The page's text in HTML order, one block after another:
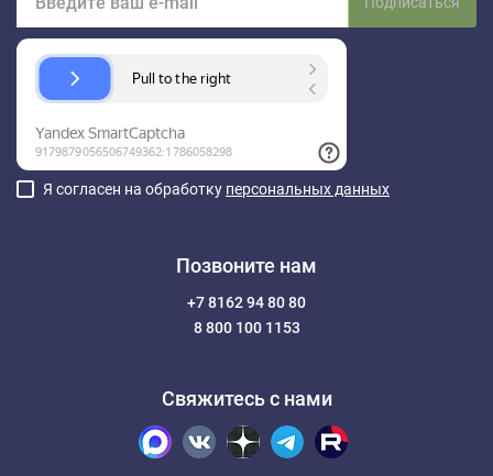
Я согласен на обработку персональных данных
Позвоните нам
+7 8162 94 80 80
8 800 100 1153
Свяжитесь с нами